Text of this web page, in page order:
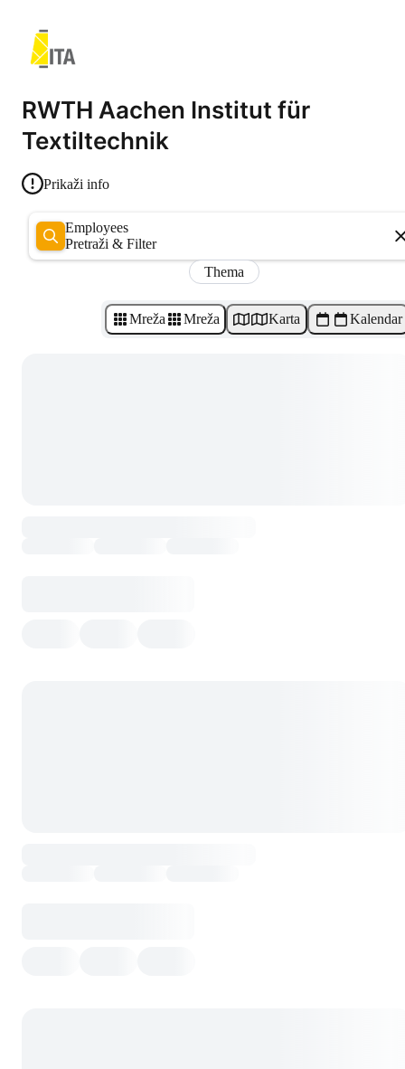
RWTH Aachen Institut für
Textiltechnik
Prikaži info
Employees
Pretraži & Filter
Thema
Mreža Mreža Karta Kalendar